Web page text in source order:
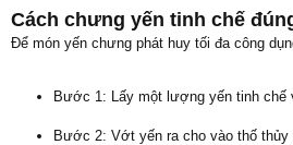
Cách chưng yến tinh chế
Để món yến chưng phát huy tối đa công
Bước 1: Lấy một lượng yến tinh chế
Bước 2: Vớt yến ra cho vào thố